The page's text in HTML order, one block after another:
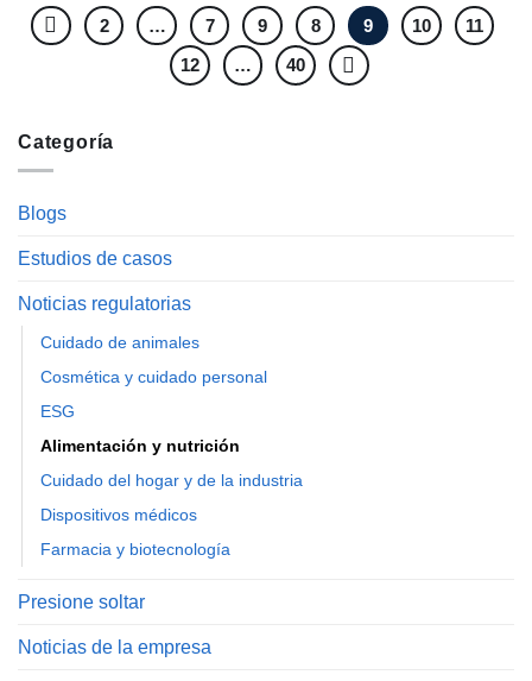
Categoría
Blogs
Estudios de casos
Noticias regulatorias
Cuidado de animales
Cosmética y cuidado personal
ESG
Alimentación y nutrición
Cuidado del hogar y de la industria
Dispositivos médicos
Farmacia y biotecnología
Presione soltar
Noticias de la empresa
2 … 7 9 8 9 10
11
12
… 40